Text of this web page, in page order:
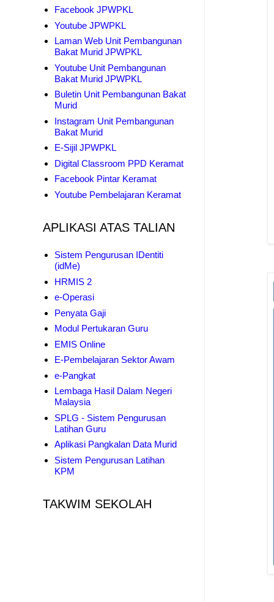
Facebook JPWPKL
Youtube JPWPKL
Laman Web Unit Pembangunan
Bakat Murid JPWPKL
Youtube Unit Pembangunan
Bakat Murid JPWPKL
Buletin Unit Pembangunan Bakat
Murid
Instagram Unit Pembangunan
Bakat Murid
E-Sijil JPWPKL
Digital Classroom PPD Keramat
Facebook Pintar Keramat
Youtube Pembelajaran Keramat
APLIKASI ATAS TALIAN
Sistem Pengurusan IDentiti
(idMe)
HRMIS 2
e-Operasi
Penyata Gaji
Modul Pertukaran Guru
EMIS Online
E-Pembelajaran Sektor Awam
e-Pangkat
Lembaga Hasil Dalam Negeri
Malaysia
SPLG - Sistem Pengurusan
Latihan Guru
Aplikasi Pangkalan Data Murid
Sistem Pengurusan Latihan
KPM
TAKWIM SEKOLAH